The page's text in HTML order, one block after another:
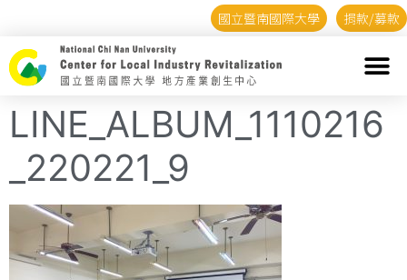
國立暨南國際大學 捐款/募款
LINE_ALBUM_1110216
_220221_9